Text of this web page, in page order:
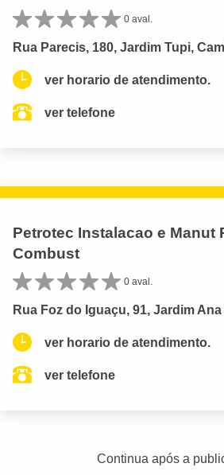
0 aval.
Rua Parecis, 180, Jardim Tupi,
ver horario de atendimento.
ver telefone
Petrotec Instalacao e Manut
Combust
0 aval.
Rua Foz do Iguaçu, 91, Jardim
ver horario de atendimento.
ver telefone
Continua após a